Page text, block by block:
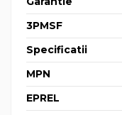
3PMSF
Specificatii
MPN
EPREL